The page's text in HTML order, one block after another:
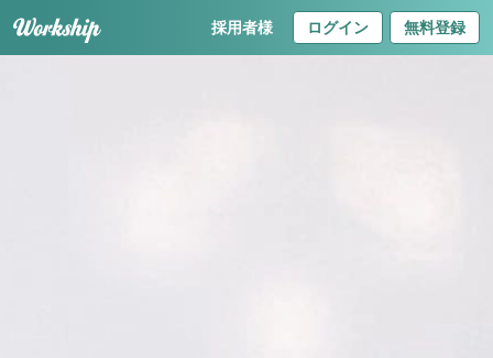
採用者様 ログイン 無料登録